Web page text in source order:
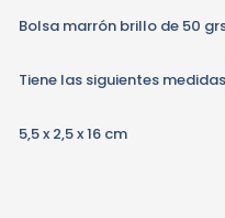
Bolsa marrón brillo de 50
Tiene las siguientes
5,5 x 2,5 x 16 cm